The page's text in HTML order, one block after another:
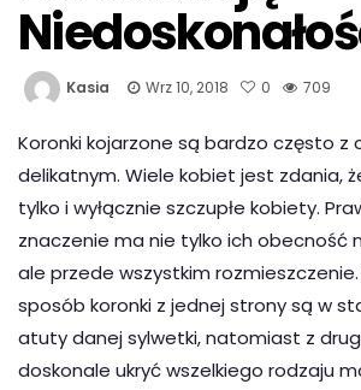
Kasia Wrz 10, 2018 0 709
Koronki kojarzone są bardzo często z
delikatnym. Wiele kobiet jest zdania,
tylko i wyłącznie szczupłe kobiety.
znaczenie ma nie tylko ich obecność
ale przede wszystkim
sposób koronki z jednej strony są w
atuty danej sylwetki, natomiast z
doskonale ukryć wszelkiego rodzaju